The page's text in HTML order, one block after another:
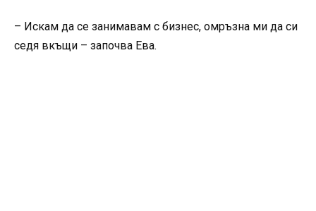
– Искам да се занимавам с бизнес, омръзна ми да си
седя вкъщи – започва Ева.